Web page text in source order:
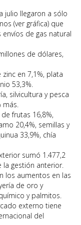
julio llegaron a sólo
(ver gráfica) que
de gas natural
de dólares,
en 7,1%, plata
53,3%.
silvicultura y pesca
frutas 16,8%,
20,4%, semillas y
33,9%, chía
sumó 1.477,2
gestión anterior.
los aumentos en las
de oro y
y palmitos.
externo tiene
del